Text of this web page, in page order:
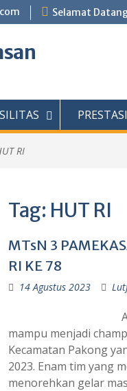
Selamat
PRESTASI
RI
Tag: HUT RI
MTsN 3
RI KE 78
14 Agustus 2023
mampu menjadi
Kecamatan Pakong
2023. Enam tim yang
menorehkan gelar